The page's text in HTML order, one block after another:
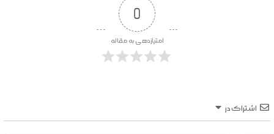
0
امتیازدهی به مقاله
اشتراک در